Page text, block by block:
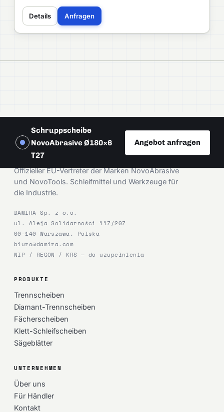
Details Anfragen
Schruppscheibe
NovoAbrasive Ø180×6
T27
Angebot anfragen
DAMIRA
Offizieller EU-Vertreter der Marken NovoAbrasive
und NovoTools. Schleifmittel und Werkzeuge für
die Industrie.
DAMIRA Sp. z o.o.
ul. Aleja Solidarności 117/207
00-140 Warszawa, Polska
biuro@damira.com
NIP / REGON / KRS — do uzupełnienia
PRODUKTE
Trennscheiben
Diamant-Trennscheiben
Fächerscheiben
Klett-Schleifscheiben
Sägeblätter
UNTERNEHMEN
Über uns
Für Händler
Kontakt